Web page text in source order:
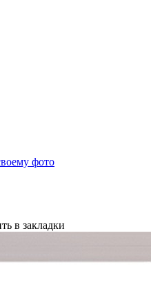
фото
в закладки